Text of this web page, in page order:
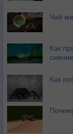
Чай
Как
Как